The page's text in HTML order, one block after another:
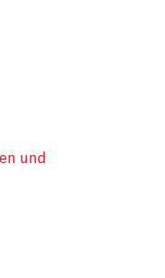
und